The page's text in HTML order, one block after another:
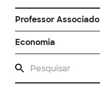
Professor Associado
Economia